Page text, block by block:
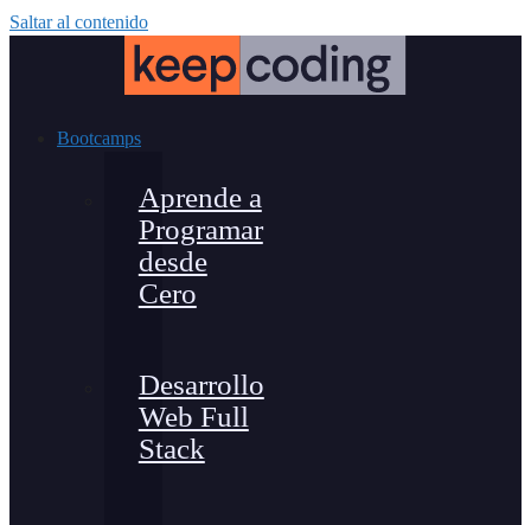
Saltar al contenido
Bootcamps
Aprende a
Programar
desde
Cero
Desarrollo
Web Full
Stack